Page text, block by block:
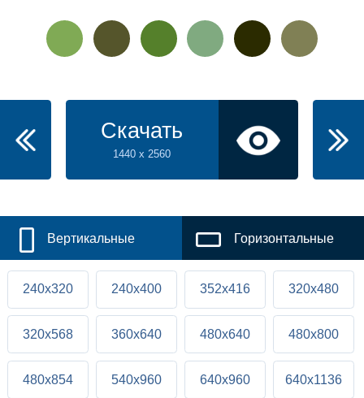
Скачать
1440 x 2560
Вертикальные Горизонтальные
240x320 240x400 352x416 320x480
320x568 360x640 480x640 480x800
480x854 540x960 640x960 640x1136